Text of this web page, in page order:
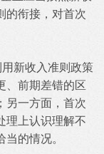
的衔接，对首次
新收入准则政策
、前期差错的区
另一方面，首次
理上认识理解不
的情况。